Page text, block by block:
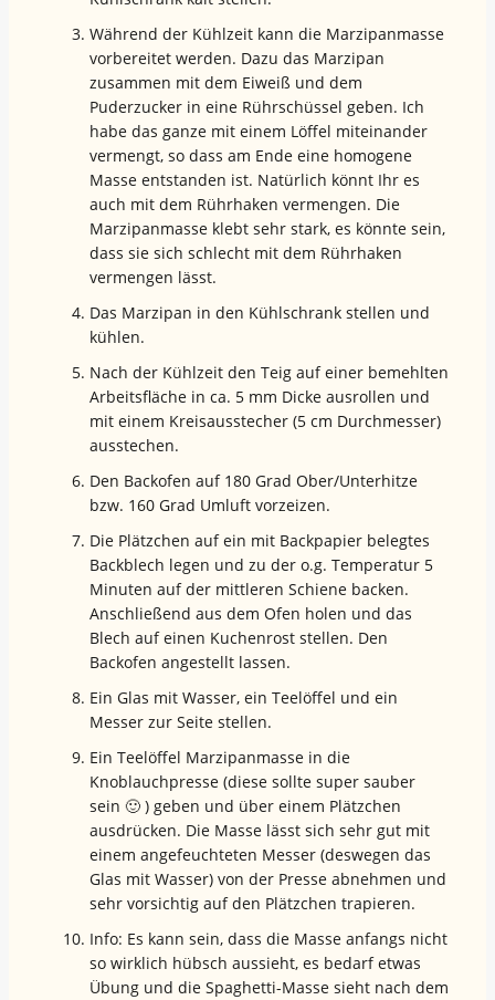
Während der Kühlzeit kann die Marzipanmasse
vorbereitet werden. Dazu das Marzipan
zusammen mit dem Eiweiß und dem
Puderzucker in eine Rührschüssel geben. Ich
habe das ganze mit einem Löffel miteinander
vermengt, so dass am Ende eine homogene
Masse entstanden ist. Natürlich könnt Ihr es
auch mit dem Rührhaken vermengen. Die
Marzipanmasse klebt sehr stark, es könnte sein,
dass sie sich schlecht mit dem Rührhaken
vermengen lässt.
Das Marzipan in den Kühlschrank stellen und
kühlen.
Nach der Kühlzeit den Teig auf einer bemehlten
Arbeitsfläche in ca. 5 mm Dicke ausrollen und
mit einem Kreisausstecher (5 cm Durchmesser)
ausstechen.
Den Backofen auf 180 Grad Ober/Unterhitze
bzw. 160 Grad Umluft vorzeizen.
Die Plätzchen auf ein mit Backpapier belegtes
Backblech legen und zu der o.g. Temperatur 5
Minuten auf der mittleren Schiene backen.
Anschließend aus dem Ofen holen und das
Blech auf einen Kuchenrost stellen. Den
Backofen angestellt lassen.
Ein Glas mit Wasser, ein Teelöffel und ein
Messer zur Seite stellen.
Ein Teelöffel Marzipanmasse in die
Knoblauchpresse (diese sollte super sauber
sein 🙂 ) geben und über einem Plätzchen
ausdrücken. Die Masse lässt sich sehr gut mit
einem angefeuchteten Messer (deswegen das
Glas mit Wasser) von der Presse abnehmen und
sehr vorsichtig auf den Plätzchen trapieren.
Info: Es kann sein, dass die Masse anfangs nicht
so wirklich hübsch aussieht, es bedarf etwas
Übung und die Spaghetti-Masse sieht nach dem